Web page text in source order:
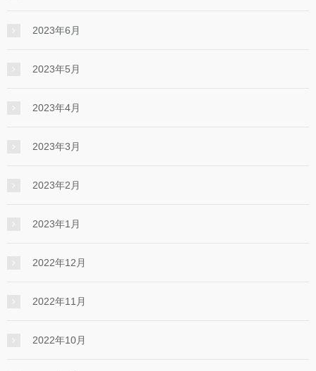
2023年6月
2023年5月
2023年4月
2023年3月
2023年2月
2023年1月
2022年12月
2022年11月
2022年10月